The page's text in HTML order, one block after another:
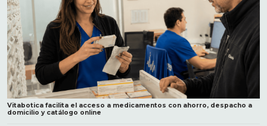
Vitabotica facilita el acceso a medicamentos con ahorro, despacho a
domicilio y catálogo online